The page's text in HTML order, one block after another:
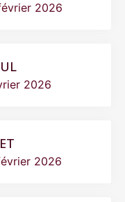
2026
2026
2026